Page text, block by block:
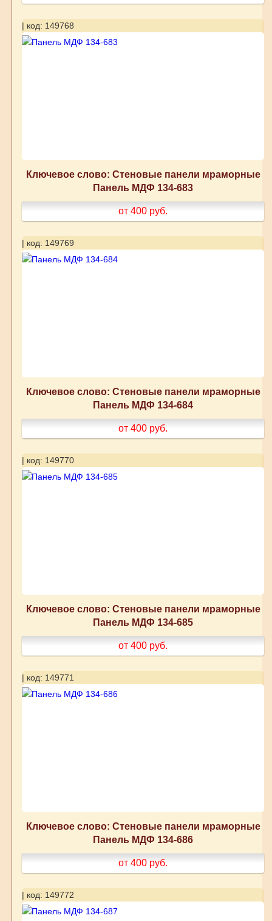
| код: 149768
Ключевое слово: Стеновые панели мраморные
Панель МДФ 134-683
от 400 руб.
| код: 149769
Ключевое слово: Стеновые панели мраморные
Панель МДФ 134-684
от 400 руб.
| код: 149770
Ключевое слово: Стеновые панели мраморные
Панель МДФ 134-685
от 400 руб.
| код: 149771
Ключевое слово: Стеновые панели мраморные
Панель МДФ 134-686
от 400 руб.
| код: 149772